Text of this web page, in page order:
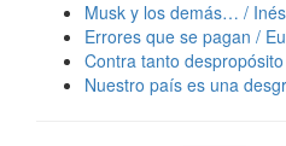
Musk y los demás… /
Errores que se pagan /
Contra tanto
Nuestro país es una